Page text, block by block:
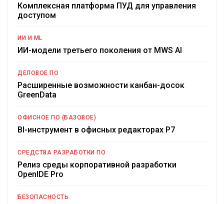
Комплексная платформа ПУД для управления
доступом
ИИ И ML
ИИ-модели третьего поколения от MWS AI
ДЕЛОВОЕ ПО
Расширенные возможности канбан-досок
GreenData
ОФИСНОЕ ПО (БАЗОВОЕ)
BI-инструмент в офисных редакторах Р7
СРЕДСТВА РАЗРАБОТКИ ПО
Релиз среды корпоративной разработки
OpenIDE Pro
БЕЗОПАСНОСТЬ